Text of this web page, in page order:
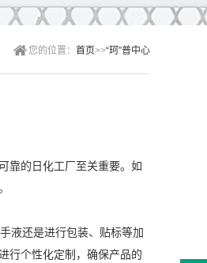
您的位置： 首页>>“珂”普中心
靠的日化工厂至关重要。如
液还是进行包装、贴标等加
行个性化定制，确保产品的